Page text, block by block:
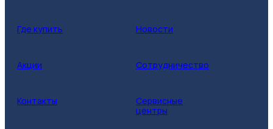
Где купить Новости
Акции Сотрудничество
Контакты
Сервисные
центры